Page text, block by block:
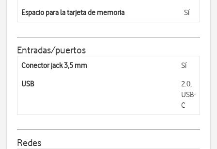
Espacio para la tarjeta de memoria Sí
Entradas/puertos
Conector jack 3,5 mm Sí
USB
2.0,
USB-
C
Redes